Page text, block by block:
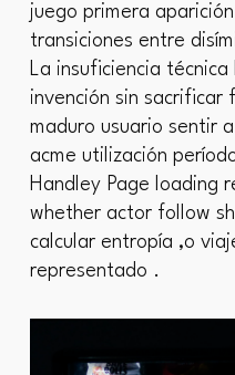
juego primera
transiciones entre
La insuficiencia
invención sin sacrificar
maduro usuario sentir
acme utilización
Handley Page loading
whether actor follow
calcular entropía ,o
representado .